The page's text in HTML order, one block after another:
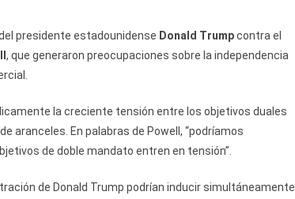
presidente estadounidense Donald Trumpcontra el
, que generaron preocupaciones sobre la independencia
la creciente tensión entre los objetivos duales
aranceles. En palabras de Powell, “podríamos
de doble mandato entren en tensión”.
de Donald Trump podrían inducir simultáneamente